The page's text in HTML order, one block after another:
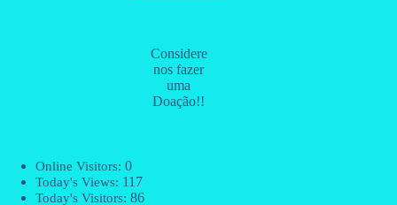
Considere
nos fazer
uma
Doação!!
Online Visitors: 0
Today's Views: 117
Today's Visitors: 86